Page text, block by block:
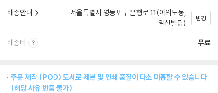
배송안내
서울특별시 영등포구 은행로 11(여의도동,
일신빌딩)
변경
배송비 무료
주문 제작 (POD) 도서로 제본 및 인쇄 품질이 다소 미흡할 수 있습니다
(해당 사유 반품 불가)